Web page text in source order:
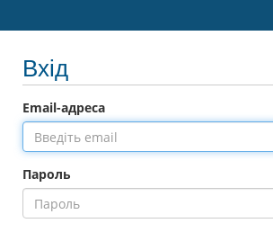
Вхід
Email-адреса
Пароль